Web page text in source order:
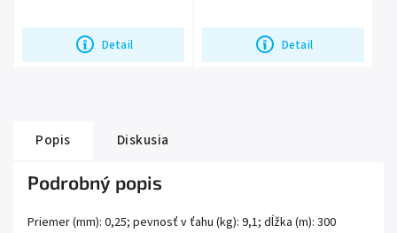
Detail Detail
Popis Diskusia
Podrobný popis
Priemer (mm): 0,25; pevnosť v ťahu (kg): 9,1; dĺžka (m): 300